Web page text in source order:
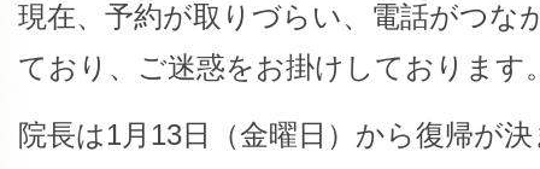
現在、予約が取りづらい、電話がつな
ており、ご迷惑をお掛けしております
院長は1月13日（金曜日）から復帰が